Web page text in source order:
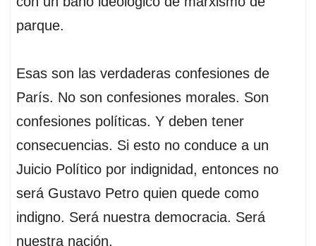
parque.
Esas son las verdaderas confesiones de
París. No son confesiones morales. Son
confesiones políticas. Y deben tener
consecuencias. Si esto no conduce a un
Juicio Político por indignidad, entonces no
será Gustavo Petro quien quede como
indigno. Será nuestra democracia. Será
nuestra nación.